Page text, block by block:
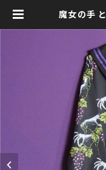
魔女の手
ックス ビ
ズ ドロッ
ゴスロリ
ug honey | clothingstore